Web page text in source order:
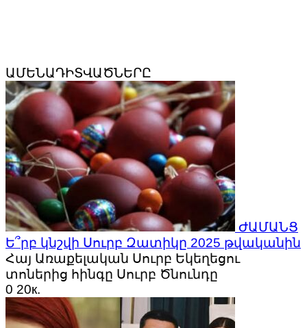
ԱՄԵՆԱԴԻՏՎԱԾՆԵՐԸ
ԺԱՄԱՆՑ
Ե՞րբ կնշվի Սուրբ Զատիկը 2025 թվականին
Հայ Առաքելական Սուրբ Եկեղեցու
տոներից հինգը Սուրբ Ծնունդը
0 20к.